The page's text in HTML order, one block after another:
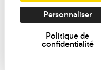
Roberto
Personnaliser
Politique de
confidentialité